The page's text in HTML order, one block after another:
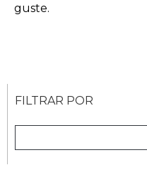
guste.
FILTRAR POR